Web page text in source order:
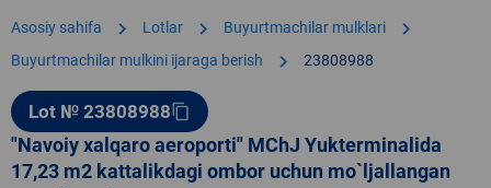
Asosiy sahifa chevron_right Lotlar chevron_right Buyurtmachilar mulklari chevron_right
Buyurtmachilar mulkini ijaraga berish chevron_right 23808988
Lot № 23808988content_copy
"Navoiy xalqaro aeroporti" MChJ Yukterminalida
17,23 m2 kattalikdagi ombor uchun mo`ljallangan